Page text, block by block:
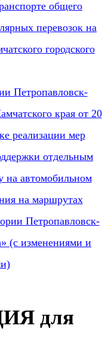
общего
перевозок на
городского
Петропавловск-
края от 20
реализации мер
отдельным
на автомобильном
на маршрутах
Петропавловск-
(с изменениями и
для